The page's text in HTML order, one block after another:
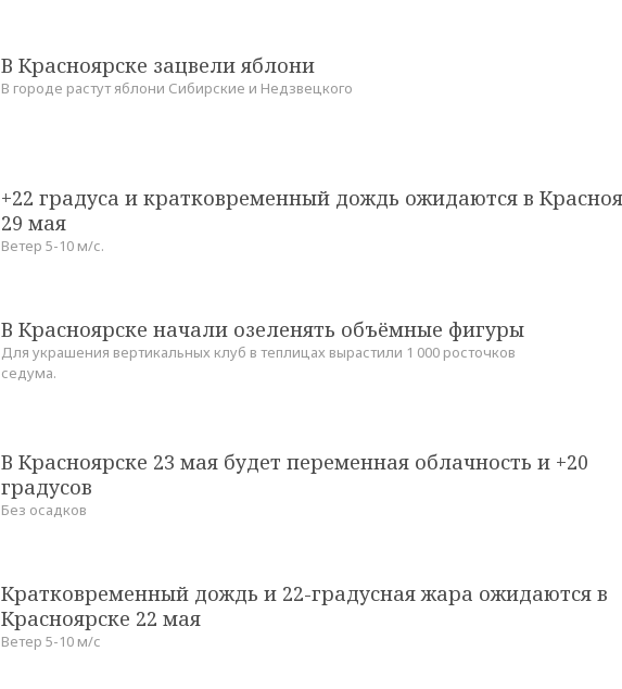
В Красноярске зацвели яблони
В городе растут яблони Сибирские и Недзвецкого
+22 градуса и кратковременный дождь ожидаются в
29 мая
Ветер 5-10 м/с.
В Красноярске начали озеленять объёмные фигуры
Для украшения вертикальных клуб в теплицах вырастили 1 000 росточков
седума.
В Красноярске 23 мая будет переменная облачность и +20
градусов
Без осадков
Кратковременный дождь и 22-градусная жара ожидаются в
Красноярске 22 мая
Ветер 5-10 м/с